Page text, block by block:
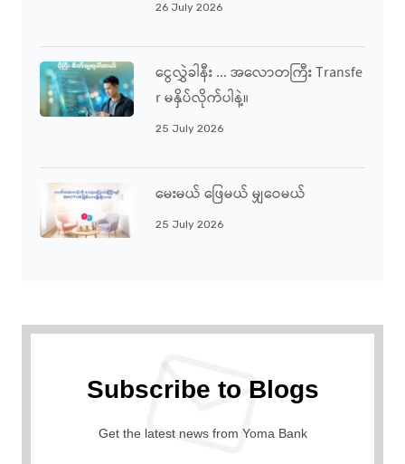
26 July 2026
ငွေလွှဲခါနီး ... အလောတကြီး Transfe
R မနှိပ်လိုက်ပါနဲ့။
25 July 2026
မေးမယ် ဖြေမယ် မျှဝေမယ်
25 July 2026
Subscribe to Blogs
Get the latest news from Yoma Bank